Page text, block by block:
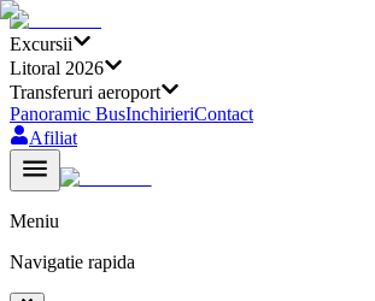
Excursii
Litoral 2026
Transferuri aeroport
Panoramic BusInchirieriContact
Afiliat
Meniu
Navigatie rapida